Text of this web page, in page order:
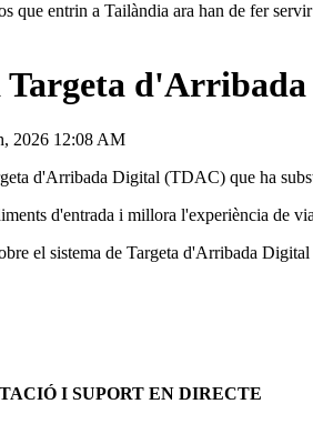
que entrin a Tailàndia ara han de fer
Targeta
2026 12:08 AM
d'Arribada Digital (TDAC) que ha
d'entrada i millora l'experiència de
el sistema de Targeta d'Arribada
I SUPORT EN DIRECTE